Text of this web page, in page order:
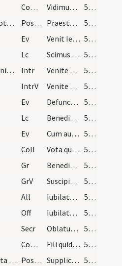
Comm Vidimus stellam eius
54 (16v)
Per totas octavas Epiphaniae dicat officium sicut… Postcomm Praesta quaesumus omnipotens Deus ut quem sollemni celebramus ... intelligentia consequamur.
54 (16v)
Ev Venit Iesus a Galilaea in Iordanem
54 (16v)
Lc Scimus quoniam quaecumque lex loquitur
54 (16v)
Dominica infra octavam Epiphanie pro commemoratio… Intr Venite adoremus Deum et procidamus
55 (17r)
IntrV Venite exsultemus Domino
55 (17r)
Ev Defuncto Herode
55 (17r)
Lc Benedicens Tobias ... Reaedificet te
55 (17r)
Ev Cum audisset Iesus quod Ioannes traditus esset
55 (17r)
Coll Vota quaesumus Domine supplicantis populi ... viderint convalescant.
56 (17v)
Gr Benedictus Dominus Deus Israel
56 (17v)
GrV Suscipiant montes pacem populo tuo
56 (17v)
All Iubilate Deo omnis terra servite
56 (17v)
Off Iubilate Deo omnis terra servite
56 (17v)
Secr Oblatum tibi Domine sacrificium
56 (17v)
Comm Fili quid fecisti
56 (17v)
Et nota quod si officium huius dominicae propter… Postcomm Supplices te rogamus omnipotens Deus ut quos tuis reficis ... deservire concedas.
56 (17v)